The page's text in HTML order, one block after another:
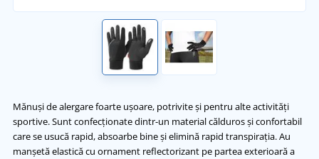
Mănuși de alergare foarte ușoare, potrivite și pentru alte activități
sportive. Sunt confecționate dintr-un material călduros și confortabil
care se usucă rapid, absoarbe bine și elimină rapid transpirația. Au
manșetă elastică cu ornament reflectorizant pe partea exterioară a